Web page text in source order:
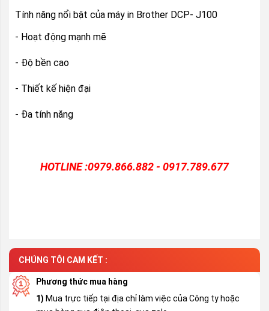
Tính năng nổi bật của máy in Brother DCP- J100
- Hoạt động mạnh mẽ
- Độ bền cao
- Thiết kế hiện đại
- Đa tính năng
HOTLINE :0979.866.882 - 0917.789.677
CHÚNG TÔI CAM KẾT :
Phương thức mua hàng
1) Mua trực tiếp tại địa chỉ làm việc của Công ty hoặc